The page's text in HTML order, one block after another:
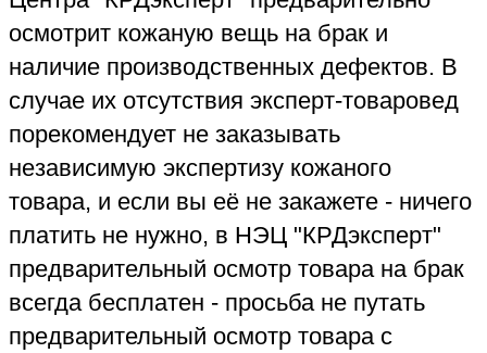
Кроме независимой экспертизы по
это платная услуга. При наличии в товаре
из кожи брака или существенных
недостатков Заключение эксперта
Независимого Экспертного Центра
"КРДэксперт" объективно докажет их
наличие со ссылками на требований
покупателю стоимость приобретённой
бракованной кожаной одежды, сумки или
иной вещи из кожи ненадлежащего
качества - а также компенсировать
стоимость заказанной независимой
экспертизы.